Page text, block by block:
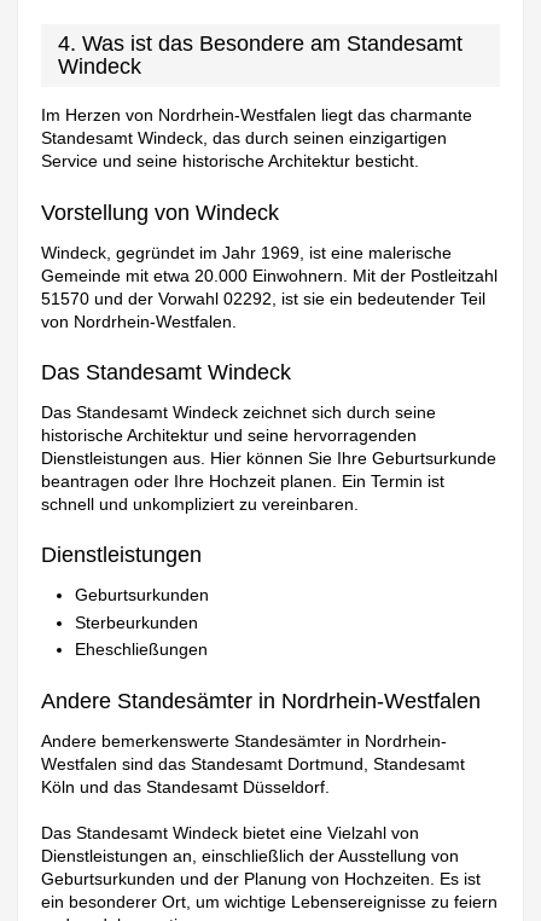
4. Was ist das Besondere am Standesamt
Windeck
Im Herzen von Nordrhein-Westfalen liegt das charmante
Standesamt Windeck, das durch seinen einzigartigen
Service und seine historische Architektur besticht.
Vorstellung von Windeck
Windeck, gegründet im Jahr 1969, ist eine malerische
Gemeinde mit etwa 20.000 Einwohnern. Mit der Postleitzahl
51570 und der Vorwahl 02292, ist sie ein bedeutender Teil
von Nordrhein-Westfalen.
Das Standesamt Windeck
Das Standesamt Windeck zeichnet sich durch seine
historische Architektur und seine hervorragenden
Dienstleistungen aus. Hier können Sie Ihre Geburtsurkunde
beantragen oder Ihre Hochzeit planen. Ein Termin ist
schnell und unkompliziert zu vereinbaren.
Dienstleistungen
Geburtsurkunden
Sterbeurkunden
Eheschließungen
Andere Standesämter in Nordrhein-Westfalen
Andere bemerkenswerte Standesämter in Nordrhein-
Westfalen sind das Standesamt Dortmund, Standesamt
Köln und das Standesamt Düsseldorf.
Das Standesamt Windeck bietet eine Vielzahl von
Dienstleistungen an, einschließlich der Ausstellung von
Geburtsurkunden und der Planung von Hochzeiten. Es ist
ein besonderer Ort, um wichtige Lebensereignisse zu feiern